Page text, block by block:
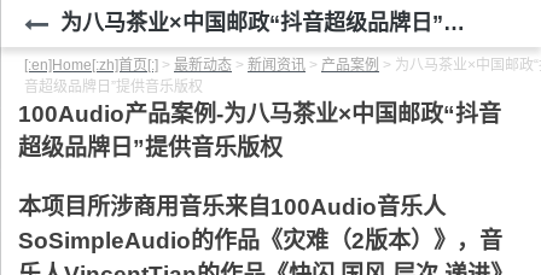
为八马茶业×中国邮政“抖音超级品牌日”提供音乐版权
[:en]Home[:zh]首页[:] > 最新动态 > 新闻资讯 > 产品案例 > 为八马茶业×中国邮政
音超级品牌日”提供音乐版权
100Audio产品案例-为八马茶业×中国邮政“抖音
超级品牌日”提供音乐版权
本项目所涉商用音乐来自100Audio音乐人
SoSimpleAudio的作品《灾难（2版本）》，音